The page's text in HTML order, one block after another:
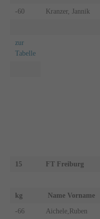
-60 Kranzer, Jannik
zur
Tabelle
15 FT Freiburg
kg Name Vorname
-66 Aichele,Ruben